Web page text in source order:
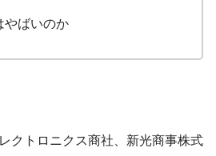
やばいのか
クトロニクス商社、新光商事株式